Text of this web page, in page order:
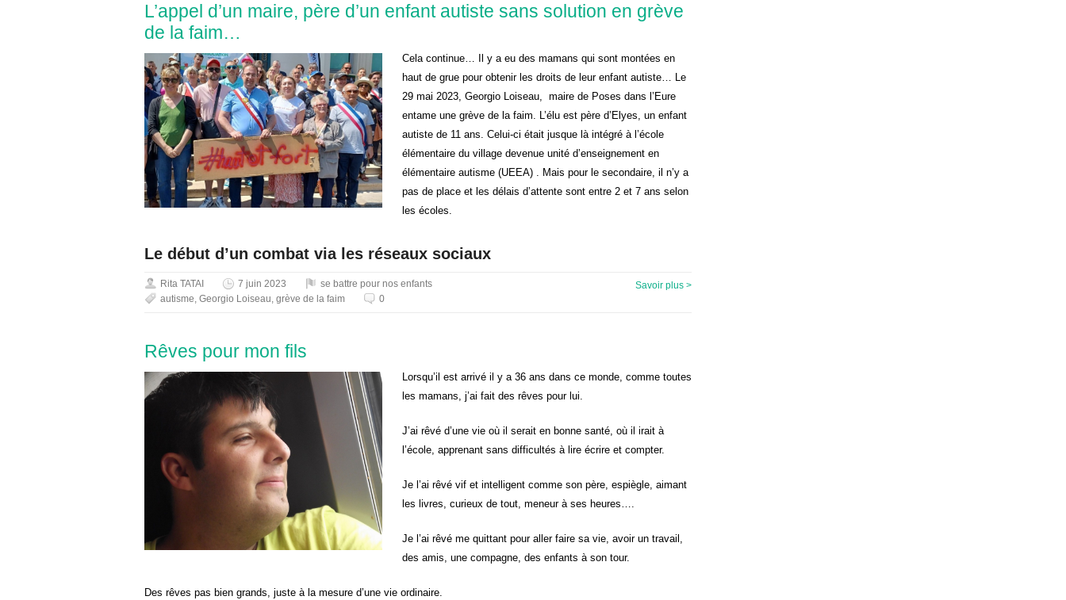
L’appel d’un maire, père d’un enfant autiste sans solution en grève
de la faim…
Cela continue… Il y a eu des mamans qui sont montées en
haut de grue pour obtenir les droits de leur enfant autiste… Le
29 mai 2023, Georgio Loiseau, maire de Poses dans l’Eure
entame une grève de la faim. L’élu est père d’Elyes, un enfant
autiste de 11 ans. Celui-ci était jusque là intégré à l’école
élémentaire du village devenue unité d’enseignement en
élémentaire autisme (UEEA) . Mais pour le secondaire, il n’y a
pas de place et les délais d’attente sont entre 2 et 7 ans selon
les écoles.
Le début d’un combat via les réseaux sociaux
Rita TATAI 7 juin 2023
se battre pour nos enfants
autisme, Georgio Loiseau, grève de la faim 0
Savoir plus >
Rêves pour mon fils
Lorsqu’il est arrivé il y a 36 ans dans ce monde, comme toutes
les mamans, j’ai fait des rêves pour lui.
J’ai rêvé d’une vie où il serait en bonne santé, où il irait à
l’école, apprenant sans difficultés à lire écrire et compter.
Je l’ai rêvé vif et intelligent comme son père, espiègle, aimant
les livres, curieux de tout, meneur à ses heures….
Je l’ai rêvé me quittant pour aller faire sa vie, avoir un travail,
des amis, une compagne, des enfants à son tour.
Des rêves pas bien grands, juste à la mesure d’une vie ordinaire.